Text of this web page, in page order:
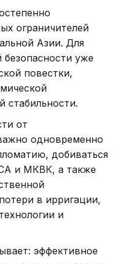
ограничителей
Азии. Для
безопасности уже
повестки,
стабильности.
от
одновременно
добиваться
и МКВК, а также
в ирригации,
и
эффективное